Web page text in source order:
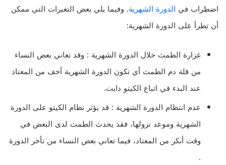
اضطراب في الدورة الشهرية. وفيما يلي بعض التغيرات التي ممكن
أن تطرأ على الدورة الشهرية:
غزارة الطمث خلال الدورة الشهرية : وقد تعاني بعض النساء
من قلة دم الطمث أي تكون الدورة الشهرية أخف من المعتاد
عند البدء في اتباع الكيتو دايت.
عدم انتظام الدورة الشهرية : قد يؤثر نظام الكيتو على الدورة
الشهرية وموعد نزولها، فقد يحدث الطمث لدى البعض في
وقت أبكر من المعتاد، فيما تعاني بعض النساء من تأخر الدورة
.